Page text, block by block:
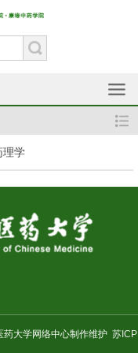
理学
药大学网络中心制作维护 苏ICP